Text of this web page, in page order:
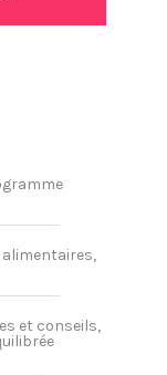
alimentaires,
et conseils,